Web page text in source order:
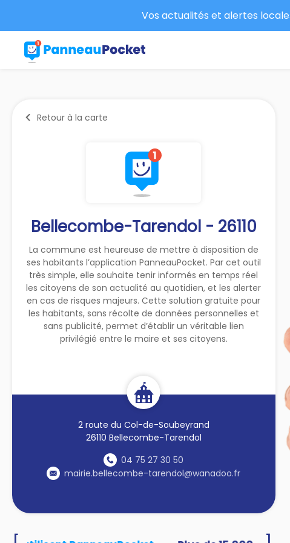
Vos actualités et alertes
Retour à la carte
Bellecombe-Tarendol - 26110
La commune est heureuse de mettre à disposition de
ses habitants l’application PanneauPocket. Par cet outil
très simple, elle souhaite tenir informés en temps réel
les citoyens de son actualité au quotidien, et les alerter
en cas de risques majeurs. Cette solution gratuite pour
les habitants, sans récolte de données personnelles et
sans publicité, permet d’établir un véritable lien
privilégié entre le maire et ses citoyens.
2 route du Col-de-Soubeyrand
26110 Bellecombe-Tarendol
04 75 27 30 50
mairie.bellecombe-tarendol@wanadoo.fr